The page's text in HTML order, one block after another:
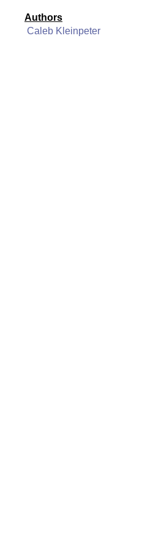
Authors
Caleb Kleinpeter